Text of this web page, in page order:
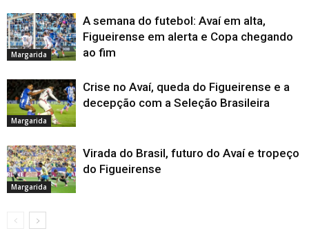
Margarida
A semana do futebol: Avaí em alta,
Figueirense em alerta e Copa chegando
ao fim
Margarida
Crise no Avaí, queda do Figueirense e a
decepção com a Seleção Brasileira
Margarida
Virada do Brasil, futuro do Avaí e tropeço
do Figueirense